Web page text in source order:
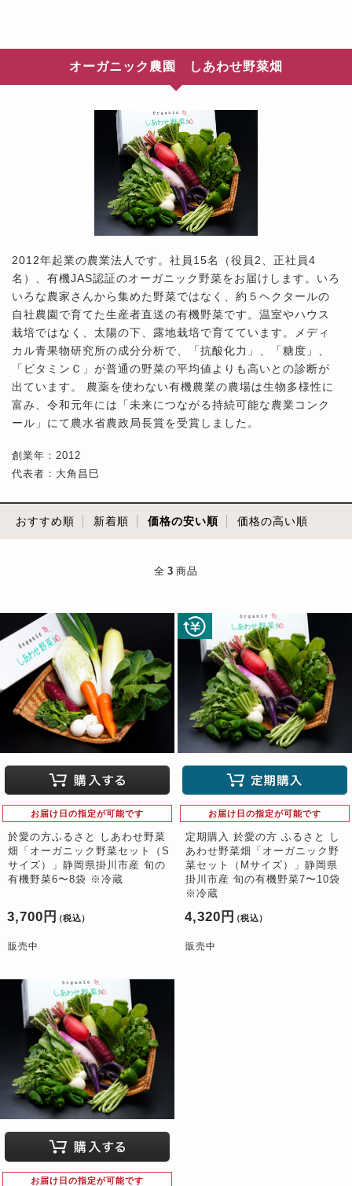
オーガニック農園 しあわせ野菜畑
2012年起業の農業法人です。社員15名（役員2、正社員4
名）、有機JAS認証のオーガニック野菜をお届けします。いろ
いろな農家さんから集めた野菜ではなく、約５ヘクタールの
自社農園で育てた生産者直送の有機野菜です。温室やハウス
栽培ではなく、太陽の下、露地栽培で育てています。メディ
カル青果物研究所の成分分析で、「抗酸化力」、「糖度」、
「ビタミンＣ」が普通の野菜の平均値よりも高いとの診断が
出ています。 農薬を使わない有機農業の農場は生物多様性に
富み、令和元年には「未来につながる持続可能な農業コンク
ール」にて農水省農政局長賞を受賞しました。
創業年：2012
代表者：大角昌巳
おすすめ順 新着順 価格の安い順 価格の高い順
全 3 商品
お届け日の指定が可能です
於愛の方ふるさと しあわせ野菜
畑「オーガニック野菜セット（S
サイズ）」静岡県掛川市産 旬の
有機野菜6〜8袋 ※冷蔵
3,700円 （税込）
販売中
お届け日の指定が可能です
定期購入 於愛の方 ふるさと し
あわせ野菜畑「オーガニック野
菜セット（Mサイズ）」静岡県
掛川市産 旬の有機野菜7〜10袋
※冷蔵
4,320円 （税込）
販売中
お届け日の指定が可能です